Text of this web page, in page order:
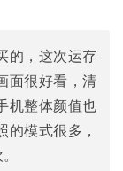
的，这次运存
面很好看，清
机整体颜值也
的模式很多，